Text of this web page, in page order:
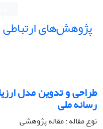
پژوهش‌های ارتباطی
طراحی و تدوین مدل
رسانه ملی
نوع مقاله : مقاله پژوهشی